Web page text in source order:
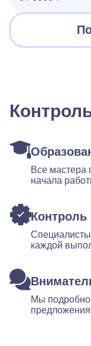
Все мастера
начала
Контроль
каждой
Мы